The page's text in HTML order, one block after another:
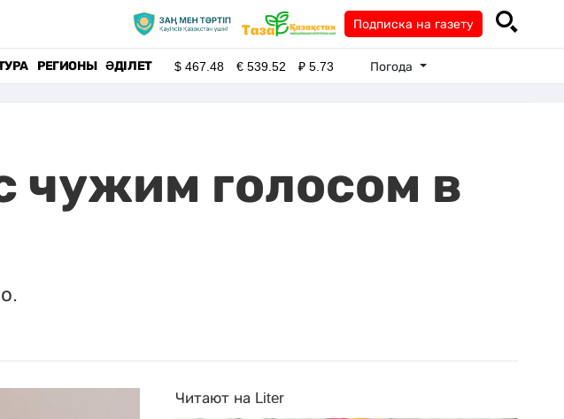
Подписка на газету
РЕГИОНЫ ӘДІЛЕТ $467.48 €539.52 ₽5.73 Погода
чужим голосом в
Читают на Liter